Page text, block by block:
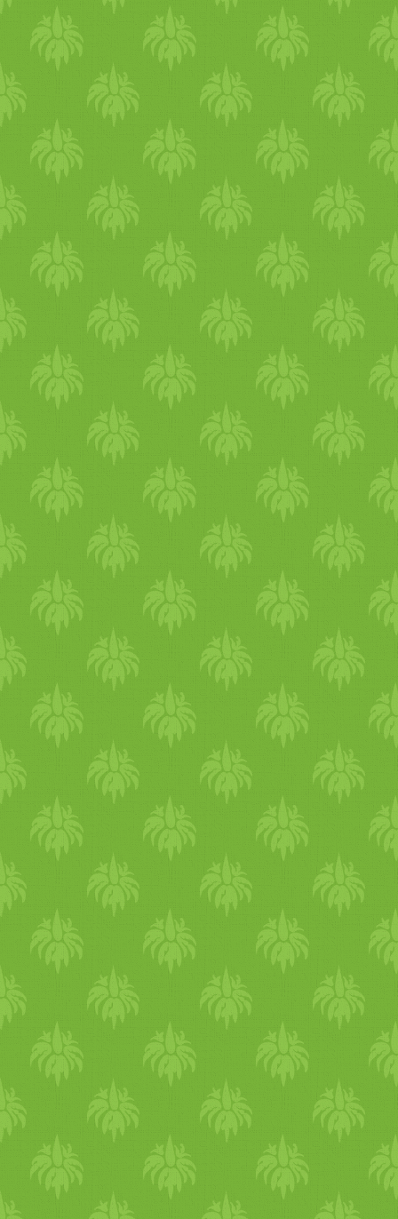
mag
unk elé egy levelet,
töltelék
et, hajtsuk be két
is köthetjük őket,
enélkül is megállják a
az összes
levéllel. Egy
aljára öntsük a
kelkáposzta csomagokat.
sütőben 15 percig, fedő
hozzá a pirított kalács , a
édesburgonya- válogasson
vagy nem ezek közül